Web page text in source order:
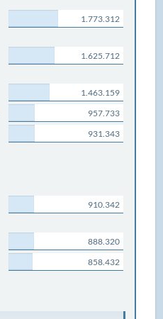
1.773.312
1.625.712
1.463.159
957.733
931.343
910.342
888.320
858.432